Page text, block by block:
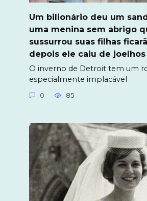
Um bilionário deu um
uma menina sem abrigo
sussurrou suas filhas
depois ele caiu de joelhos
O inverno de Detroit tem um
especialmente implacável
0 85